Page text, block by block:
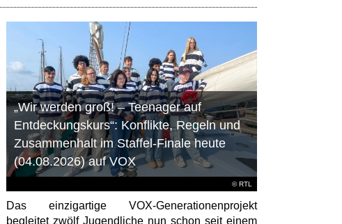
© RTL
„Wir werden groß! – Teenager auf
Entdeckungskurs“: Konflikte, Regeln und
Zusammenhalt im Staffel-Finale heute
(04.08.2026) auf VOX
Das einzigartige VOX-Generationenprojekt
begleitet zwölf Jugendliche nun schon seit einem